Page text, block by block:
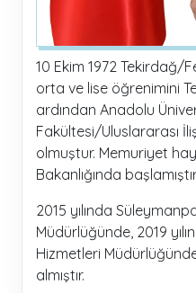
10 Ekim 1972 Tekirdağ/
orta ve lise öğrenimini
ardından Anadolu
Fakültesi/Uluslararası
olmuştur. Memuriyet
Bakanlığında
2015 yılında
Müdürlüğünde, 2019
Hizmetleri
almıştır.